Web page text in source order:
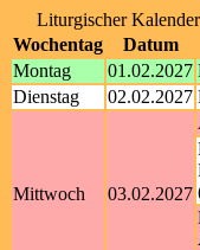
Liturgischer
Wochentag
Datum
Montag
01.02.2027
Dienstag
02.02.2027
Mittwoch 03.02.2027